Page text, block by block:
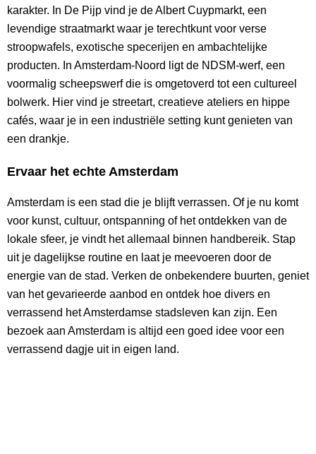
karakter. In De Pijp vind je de Albert Cuypmarkt, een
levendige straatmarkt waar je terechtkunt voor verse
stroopwafels, exotische specerijen en ambachtelijke
producten. In Amsterdam-Noord ligt de NDSM-werf, een
voormalig scheepswerf die is omgetoverd tot een cultureel
bolwerk. Hier vind je streetart, creatieve ateliers en hippe
cafés, waar je in een industriële setting kunt genieten van
een drankje.
Ervaar het echte Amsterdam
Amsterdam is een stad die je blijft verrassen. Of je nu komt
voor kunst, cultuur, ontspanning of het ontdekken van de
lokale sfeer, je vindt het allemaal binnen handbereik. Stap
uit je dagelijkse routine en laat je meevoeren door de
energie van de stad. Verken de onbekendere buurten, geniet
van het gevarieerde aanbod en ontdek hoe divers en
verrassend het Amsterdamse stadsleven kan zijn. Een
bezoek aan Amsterdam is altijd een goed idee voor een
verrassend dagje uit in eigen land.